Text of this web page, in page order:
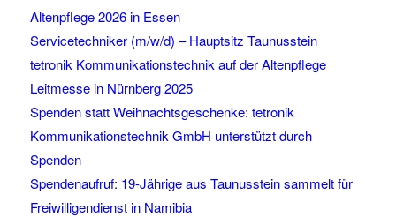
Altenpflege 2026 in Essen
Servicetechniker (m/w/d) – Hauptsitz Taunusstein
tetronik Kommunikationstechnik auf der Altenpflege
Leitmesse in Nürnberg 2025
Spenden statt Weihnachtsgeschenke: tetronik
Kommunikationstechnik GmbH unterstützt durch
Spenden
Spendenaufruf: 19-Jährige aus Taunusstein sammelt für
Freiwilligendienst in Namibia